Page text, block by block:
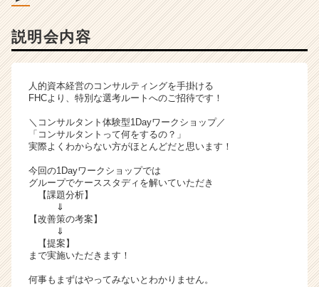
明
会
詳
細
|
ン
チ
長
業
説明会内容
人的資本経営のコンサルティングを手掛ける
FHCより、特別な選考ルートへのご招待です！
＼コンサルタント体験型1Dayワークショップ／
「コンサルタントって何をするの？」
実際よくわからない方がほとんどだと思います！
今回の1Dayワークショップでは
グループでケーススタディを解いていただき
【課題分析】
⇓
【改善策の考案】
⇓
【提案】
まで実施いただきます！
何事もまずはやってみないとわかりません。